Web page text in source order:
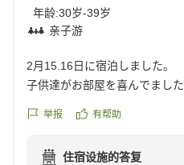
年龄:30岁-39岁
亲子游
2月15.16日に宿泊しました。
子供達がお部屋を喜んでました
举报 有帮助
住宿设施的答复